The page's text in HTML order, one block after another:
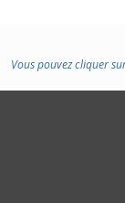
Vous pouvez cliquer